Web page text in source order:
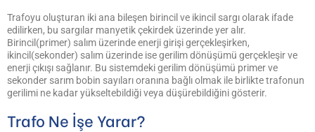
Trafoyu oluşturan iki ana bileşen birincil ve ikincil sargı olarak ifade
edilirken, bu sargılar manyetik çekirdek üzerinde yer alır.
Birincil(primer) salım üzerinde enerji girişi gerçekleşirken,
ikincil(sekonder) salım üzerinde ise gerilim dönüşümü gerçekleşir ve
enerji çıkışı sağlanır. Bu sistemdeki gerilim dönüşümü primer ve
sekonder sarım bobin sayıları oranına bağlı olmak ile birlikte trafonun
gerilimi ne kadar yükseltebildiği veya düşürebildiğini gösterir.
Trafo Ne İşe Yarar?